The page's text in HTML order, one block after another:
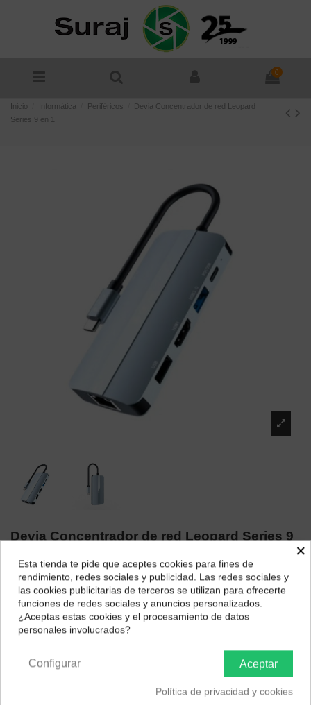
0
Inicio Informática Periféricos
Devia Concentrador de red Leopard
Series 9 en 1
Devia Concentrador de red Leopard Series 9
Marca: Devia
38,70 €
Descripción
¿Dónde deseas recibir tu pedido?
Selecciona tu ubicación para mostrarte los precios e
impuestos correctos para tu región.
×
Esta tienda te pide que aceptes cookies para fines de
rendimiento, redes sociales y publicidad. Las redes sociales y
las cookies publicitarias de terceros se utilizan para ofrecerte
funciones de redes sociales y anuncios personalizados.
¿Aceptas estas cookies y el procesamiento de datos
personales involucrados?
Aceptar
Configurar
Política de privacidad y cookies